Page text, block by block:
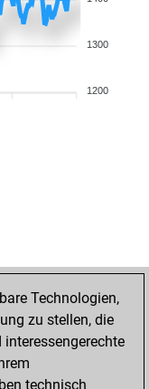
1300
1200
Technologien,
zu stellen, die
technisch